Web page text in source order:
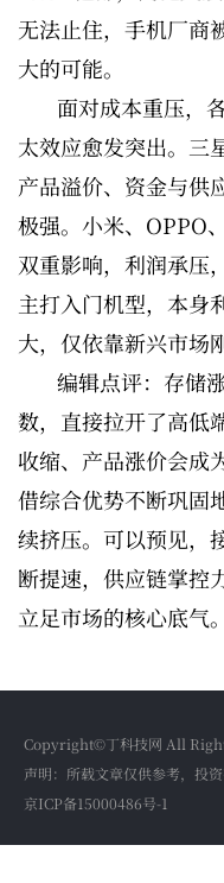
无法止住，手机厂商
大的可能。
面对成本重压，
太效应愈发突出。三
产品溢价、资金与供
极强。小米、OPPO
双重影响，利润承压
主打入门机型，本身
大，仅依靠新兴市场
编辑点评：存储
数，直接拉开了高低
收缩、产品涨价会成
借综合优势不断巩固
续挤压。可以预见，
断提速，供应链掌控
立足市场的核心底气。
Copyright©丁科技网 All
声明：所载文章仅供参考，投
京ICP备15000486号-1